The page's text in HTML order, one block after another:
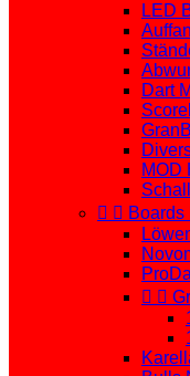
LED
Dart
MOD
  Boards
 